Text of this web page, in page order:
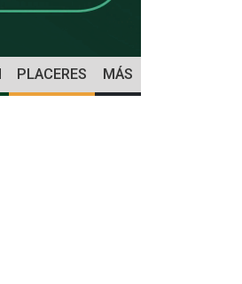
PLACERES MÁS